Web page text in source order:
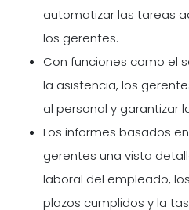
automatizar las tareas
los gerentes.
Con funciones como el
la asistencia, los
al personal y garantizar
Los informes basados
gerentes una vista
laboral del empleado,
plazos cumplidos y la